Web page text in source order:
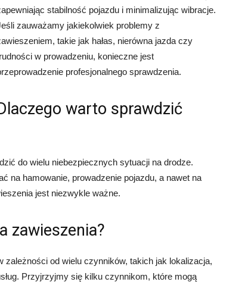
stabilność pojazdu i minimalizując wibracje.
zauważamy jakiekolwiek problemy z
takie jak hałas, nierówna jazda czy
w prowadzeniu, konieczne jest
profesjonalnego sprawdzenia.
warto sprawdzić
do wielu niebezpiecznych sytuacji na drodze.
na hamowanie, prowadzenie pojazdu, a nawet na
jest niezwykle ważne.
zawieszenia?
od wielu czynników, takich jak lokalizacja,
Przyjrzyjmy się kilku czynnikom, które mogą